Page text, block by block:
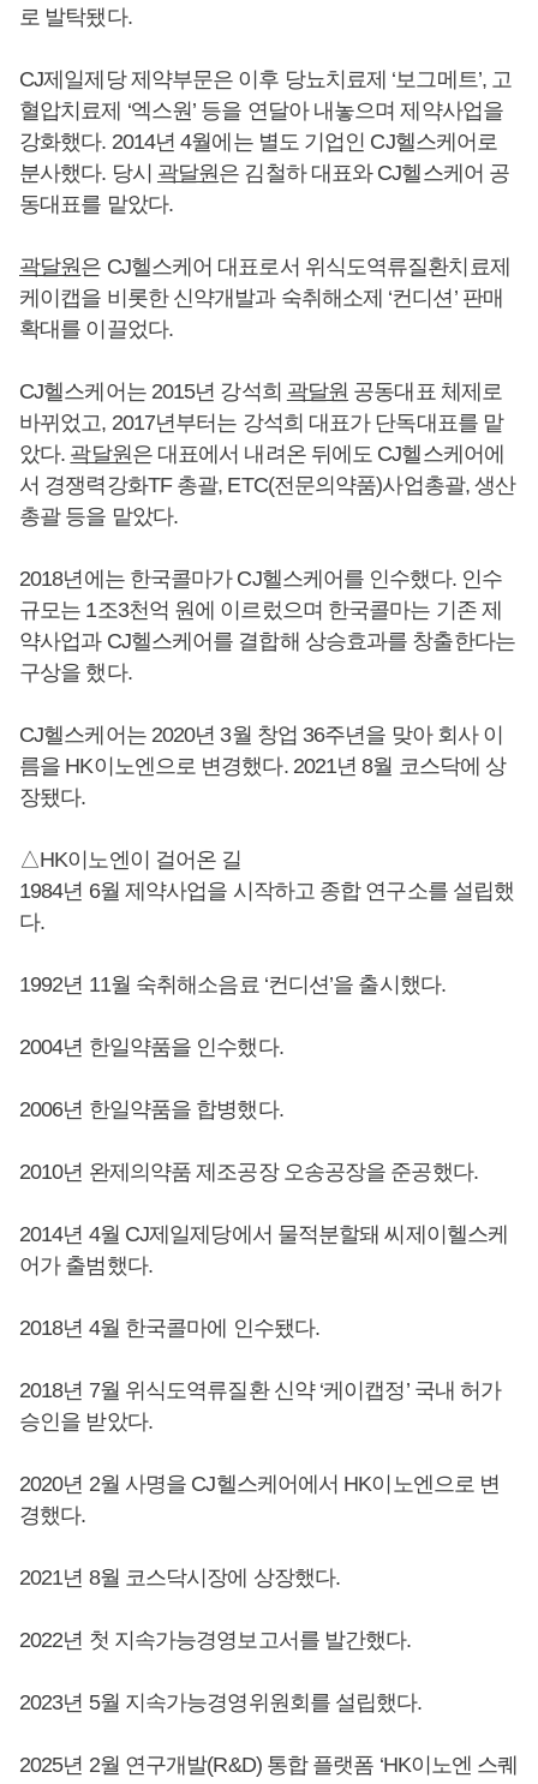
로 발탁됐다.
CJ제일제당 제약부문은 이후 당뇨치료제 ‘보그메트’, 고
혈압치료제 ‘엑스원’ 등을 연달아 내놓으며 제약사업을
강화했다. 2014년 4월에는 별도 기업인 CJ헬스케어로
분사했다. 당시 곽달원은 김철하 대표와 CJ헬스케어 공
동대표를 맡았다.
곽달원은 CJ헬스케어 대표로서 위식도역류질환치료제
케이캡을 비롯한 신약개발과 숙취해소제 ‘컨디션’ 판매
확대를 이끌었다.
CJ헬스케어는 2015년 강석희 곽달원 공동대표 체제로
바뀌었고, 2017년부터는 강석희 대표가 단독대표를 맡
았다. 곽달원은 대표에서 내려온 뒤에도 CJ헬스케어에
서 경쟁력강화TF 총괄, ETC(전문의약품)사업총괄, 생산
총괄 등을 맡았다.
2018년에는 한국콜마가 CJ헬스케어를 인수했다. 인수
규모는 1조3천억 원에 이르렀으며 한국콜마는 기존 제
약사업과 CJ헬스케어를 결합해 상승효과를 창출한다는
구상을 했다.
CJ헬스케어는 2020년 3월 창업 36주년을 맞아 회사 이
름을 HK이노엔으로 변경했다. 2021년 8월 코스닥에 상
장됐다.
△HK이노엔이 걸어온 길
1984년 6월 제약사업을 시작하고 종합 연구소를 설립했
다.
1992년 11월 숙취해소음료 ‘컨디션’을 출시했다.
2004년 한일약품을 인수했다.
2006년 한일약품을 합병했다.
2010년 완제의약품 제조공장 오송공장을 준공했다.
2014년 4월 CJ제일제당에서 물적분할돼 씨제이헬스케
어가 출범했다.
2018년 4월 한국콜마에 인수됐다.
2018년 7월 위식도역류질환 신약 ‘케이캡정’ 국내 허가
승인을 받았다.
2020년 2월 사명을 CJ헬스케어에서 HK이노엔으로 변
경했다.
2021년 8월 코스닥시장에 상장했다.
2022년 첫 지속가능경영보고서를 발간했다.
2023년 5월 지속가능경영위원회를 설립했다.
2025년 2월 연구개발(R&D) 통합 플랫폼 ‘HK이노엔 스퀘